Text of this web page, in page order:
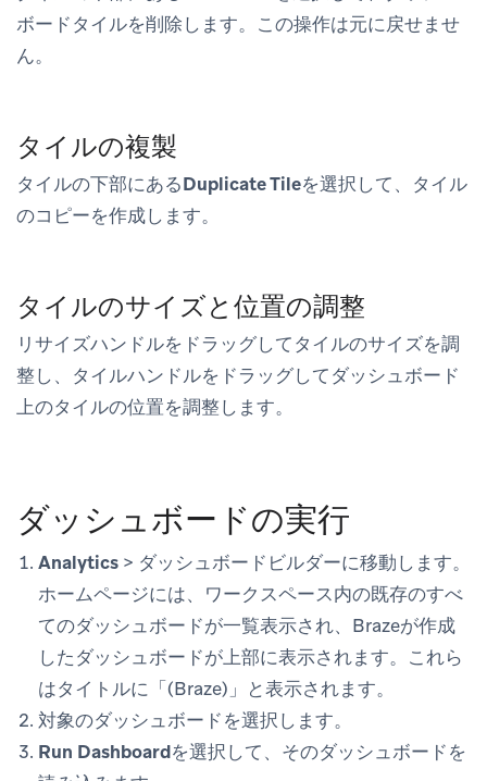
ボードタイルを削除します。 この操作は元に戻せませ
ん。
タイルの複製
タイルの下部にあるDuplicate Tileを選択して、タイル
のコピーを作成します。
タイルのサイズと位置の調整
リサイズハンドルをドラッグしてタイルのサイズを調
整し、タイルハンドルをドラッグしてダッシュボード
上のタイルの位置を調整します。
ダッシュボードの実行
Analytics > ダッシュボードビルダーに移動します。
ホームページには、ワークスペース内の既存のすべ
てのダッシュボードが一覧表示され、Brazeが作成
したダッシュボードが上部に表示されます。これら
はタイトルに「(Braze)」と表示されます。
対象のダッシュボードを選択します。
Run Dashboardを選択して、そのダッシュボードを